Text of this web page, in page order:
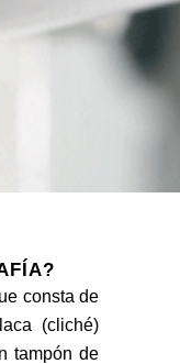
consta de
(cliché)
tampón de